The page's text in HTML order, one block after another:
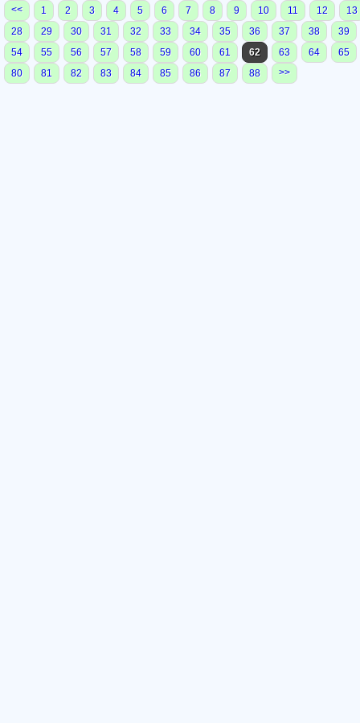
<< 1 2 3 4 5 6 7 8 9 10 11 12
13
28
29 30 31 32 33 34 35 36 37 38
39
54
55 56 57 58 59 60 61 62 63 64
65
80
81 82 83 84 85 86 87 88 >>